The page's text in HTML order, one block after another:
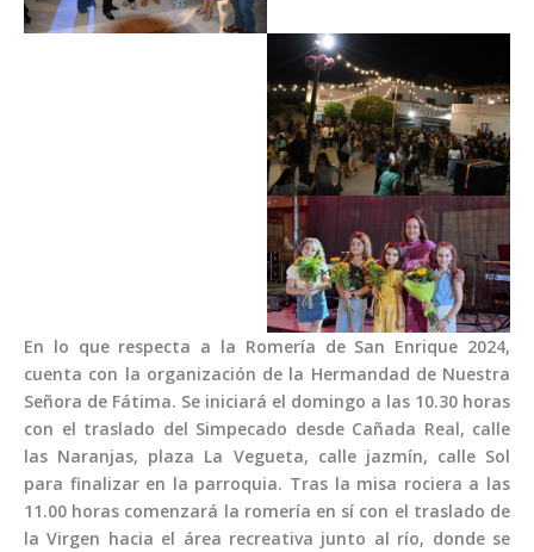
En lo que respecta a la Romería de San Enrique 2024,
cuenta con la organización de la Hermandad de Nuestra
Señora de Fátima. Se iniciará el domingo a las 10.30 horas
con el traslado del Simpecado desde Cañada Real, calle
las Naranjas, plaza La Vegueta, calle jazmín, calle Sol
para finalizar en la parroquia. Tras la misa rociera a las
11.00 horas comenzará la romería en sí con el traslado de
la Virgen hacia el área recreativa junto al río, donde se